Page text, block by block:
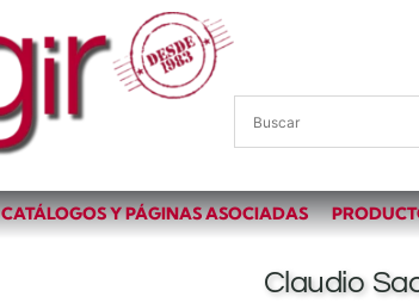
CATÁLOGOS Y PÁGINAS ASOCIADAS
Claudio